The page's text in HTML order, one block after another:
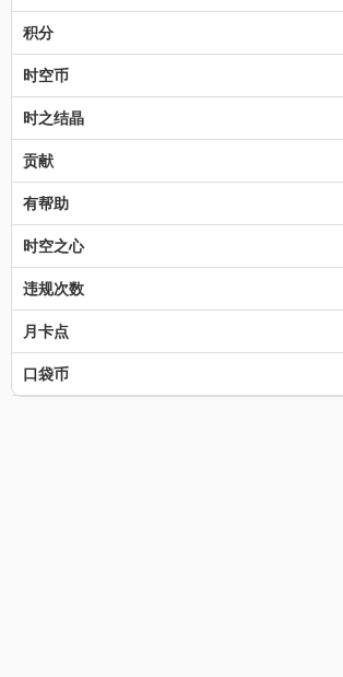
积分
时空币
时之结晶
贡献
有帮助
时空之心
违规次数
月卡点
口袋币